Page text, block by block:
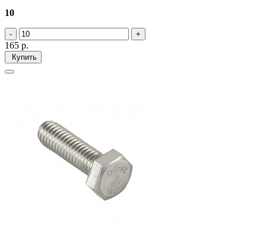
10
165 р.
Купить